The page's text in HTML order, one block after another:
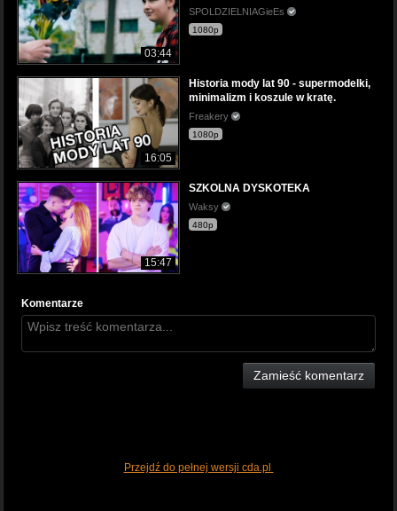
03:44
SPOLDZIELNIAGieEs
1080p
16:05
Historia mody lat 90 - supermodelki,
minimalizm i koszule w kratę.
Freakery
1080p
15:47
SZKOLNA DYSKOTEKA
Waksy
480p
Komentarze
Zamieść komentarz
Przejdź do pełnej wersji cda.pl